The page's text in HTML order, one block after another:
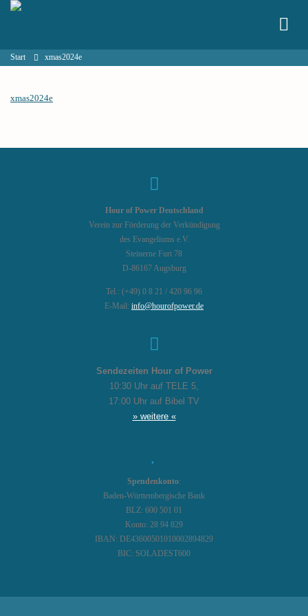
Start xmas2024e
xmas2024e
Hour of Power Deutschland
Verein zur Förderung der Verkündigung
des Evangeliums e.V.
Steinerne Furt 78
D-86167 Augsburg
Tel.: (+49) 0 8 21 / 420 96 96
E-Mail: info@hourofpower.de
Sendezeiten Hour of Power
10:30 Uhr auf TELE 5,
17:00 Uhr auf Bibel TV
» weitere «
Spendenkonto:
Baden-Württembergische Bank
BLZ: 600 501 01
Konto: 28 94 829
IBAN: DE43600501010002894829
BIC: SOLADEST600